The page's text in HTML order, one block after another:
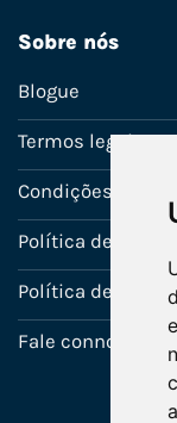
Sobre nós
Blogue
Termos legais e
Condições de
Política de
Política de
Fale connosco